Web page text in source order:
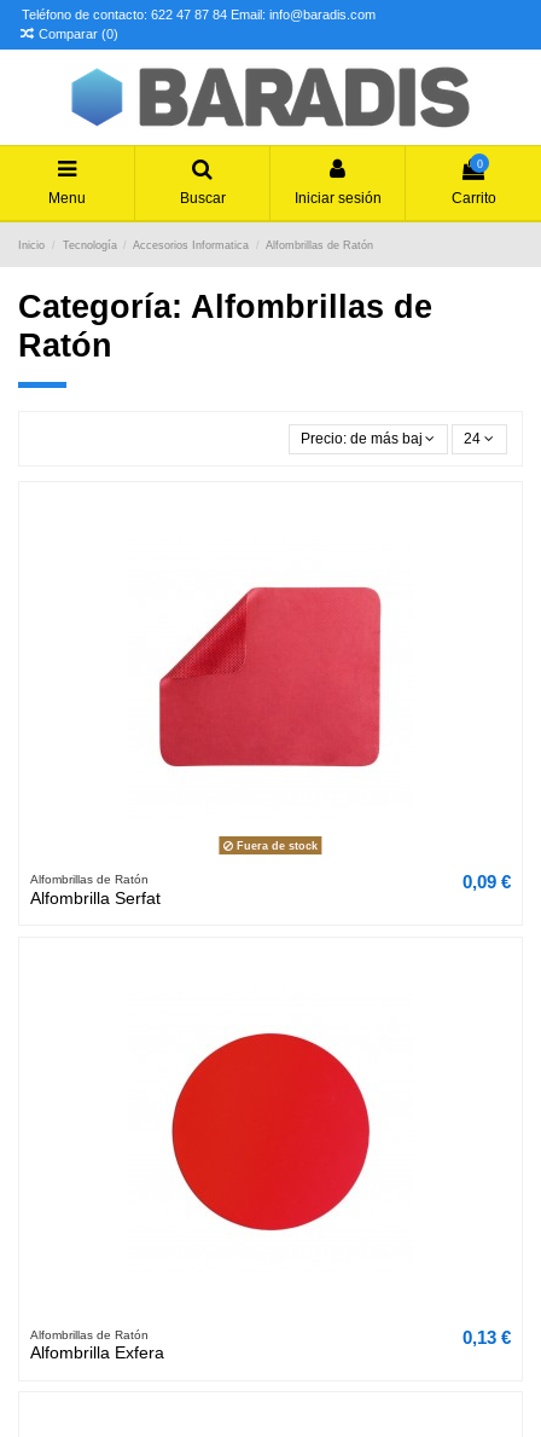
Teléfono de contacto: 622 47 87 84 Email: info@baradis.com
Comparar (0)
Menu Buscar Iniciar sesión
0
Carrito
Inicio Tecnología Accesorios Informatica Alfombrillas de Ratón
Categoría: Alfombrillas de
Ratón
Precio: de más bajo a más alto
24
Fuera de stock
Alfombrillas de Ratón
Alfombrilla Serfat
0,09 €
Alfombrillas de Ratón
Alfombrilla Exfera
0,13 €